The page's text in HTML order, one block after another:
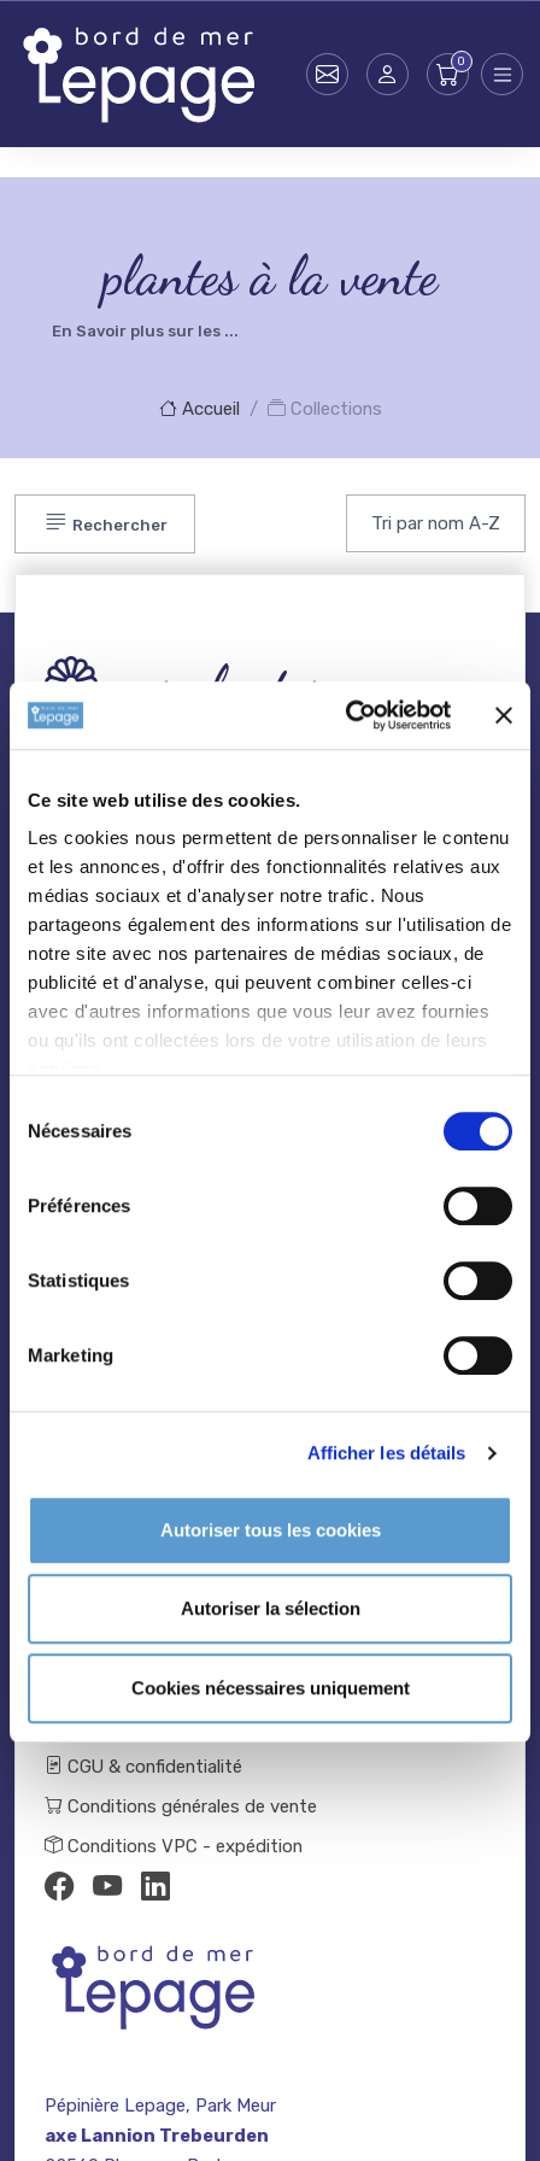
Ce site web utilise des cookies.
Les cookies nous permettent de personnaliser le contenu
et les annonces, d'offrir des fonctionnalités relatives aux
médias sociaux et d'analyser notre trafic. Nous
partageons également des informations sur l'utilisation de
notre site avec nos partenaires de médias sociaux, de
publicité et d'analyse, qui peuvent combiner celles-ci
avec d'autres informations que vous leur avez fournies
ou qu'ils ont collectées lors de votre utilisation de leurs
Nécessaires
Préférences
Statistiques
Marketing
Afficher les détails
Autoriser tous les cookies
Autoriser la sélection
Cookies nécessaires uniquement
plantes à la vente
En Savoir plus sur les ...
Accueil Collections
Rechercher
nos plantes
Arbres
Arbustes
Palmiers
Bambous
Hortensias
Rosiers
Grimpantes
Pleine terre
Catalogue 2024-2025
Nous contacter
Mentions légales
CGU & confidentialité
Conditions générales de vente
Conditions VPC - expédition
Pépinière Lepage, Park Meur
axe Lannion Trebeurden